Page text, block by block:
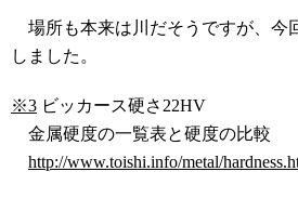
場所も本来は川だそうですが、今
しました。
※3 ビッカース硬さ22HV
金属硬度の一覧表と硬度の比較
http://www.toishi.info/metal/